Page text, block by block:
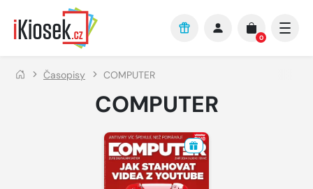
Přejít na hlavní obsah
0
Časopisy COMPUTER
COMPUTER